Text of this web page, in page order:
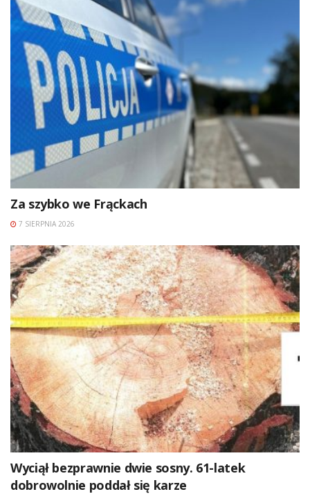
Za szybko we Frąckach
7 SIERPNIA 2026
Wyciął bezprawnie dwie sosny. 61-latek
dobrowolnie poddał się karze